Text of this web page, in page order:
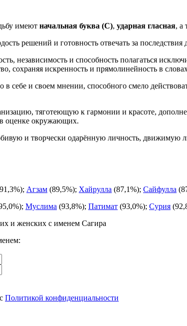
имеют начальная буква (С), ударная гласная, а
решений и готовность отвечать за
независимость и способность полагаться
сохраняя искренность и прямолинейность в
в себе и своем мнении, способного смело
тяготеющую к гармонии и красоте,
в оценке окружающих.
и творчески одарённую личность,
Агзам (89,5%); Хайрулла (87,1%); Сайфулла
Муслима (93,8%); Патимат (93,0%); Сурия
и женских с именем Сагира
Политикой конфиденциальности